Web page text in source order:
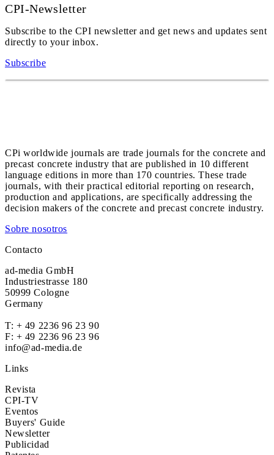
CPI-Newsletter
Subscribe to the CPI newsletter and get news and updates sent
directly to your inbox.
Subscribe
CPi worldwide journals are trade journals for the concrete and
precast concrete industry that are published in 10 different
language editions in more than 170 countries. These trade
journals, with their practical editorial reporting on research,
production and applications, are specifically addressing the
decision makers of the concrete and precast concrete industry.
Sobre nosotros
Contacto
ad-media GmbH
Industriestrasse 180
50999 Cologne
Germany
T: + 49 2236 96 23 90
F: + 49 2236 96 23 96
info@ad-media.de
Links
Revista
CPI-TV
Eventos
Buyers' Guide
Newsletter
Publicidad